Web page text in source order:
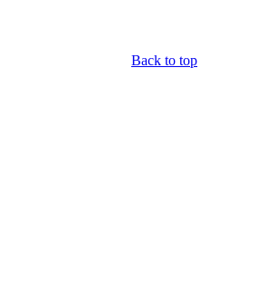
Back to top